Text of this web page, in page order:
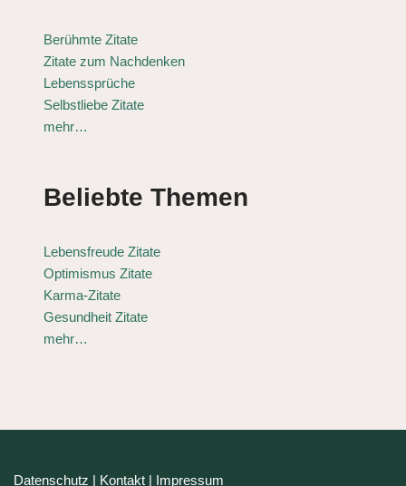
Berühmte Zitate
Zitate zum Nachdenken
Lebenssprüche
Selbstliebe Zitate
mehr…
Beliebte Themen
Lebensfreude Zitate
Optimismus Zitate
Karma-Zitate
Gesundheit Zitate
mehr…
Datenschutz | Kontakt | Impressum